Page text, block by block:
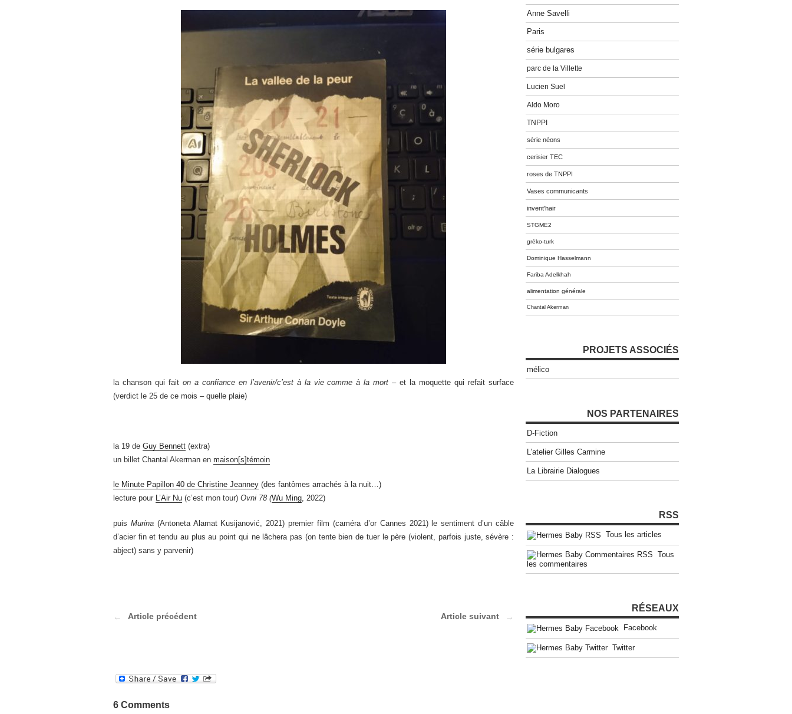
la chanson qui fait on a confiance en l’avenir/c’est à la vie comme à la mort– et la moquette qui refait surface
(verdict le 25 de ce mois – quelle plaie)
la 19 de Guy Bennett (extra)
un billet Chantal Akerman en maison[s]témoin
le Minute Papillon 40 de Christine Jeanney (des fantômes arrachés à la nuit…)
lecture pour L’Air Nu (c’est mon tour) Ovni 78 (Wu Ming, 2022)
puis Murina (Antoneta Alamat Kusijanović, 2021) premier film (caméra d’or Cannes 2021) le sentiment d’un câble
d’acier fin et tendu au plus au point qui ne lâchera pas (on tente bien de tuer le père (violent, parfois juste, sévère :
abject) sans y parvenir)
Article précédent Article suivant
6 Comments
Anne Savelli
Paris
série bulgares
parc de la Villette
Lucien Suel
Aldo Moro
TNPPI
série néons
cerisier TEC
roses de TNPPI
Vases communicants
invent'hair
STGME2
gréko-turk
Dominique Hasselmann
Fariba Adelkhah
alimentation générale
Chantal Akerman
PROJETS ASSOCIÉS
mélico
NOS PARTENAIRES
D-Fiction
L'atelier Gilles Carmine
La Librairie Dialogues
RSS
Tous les articles
Tous
les commentaires
RÉSEAUX
Facebook
Twitter